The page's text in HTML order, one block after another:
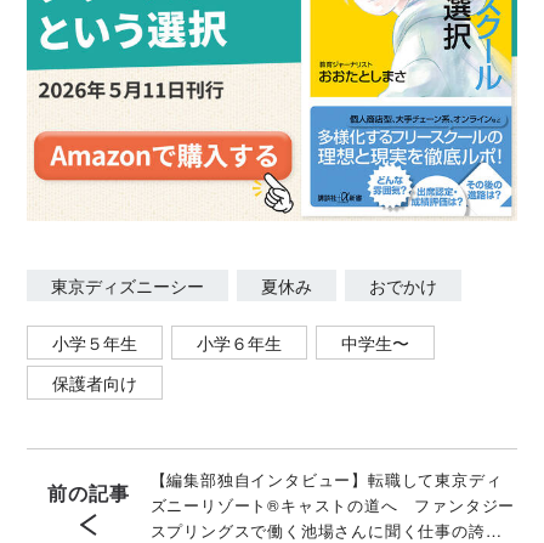
東京ディズニーシー 夏休み おでかけ
小学５年生 小学６年生
中学生〜
保護者向け
前の記事
【編集部独自インタビュー】転職して東京ディ
ズニーリゾート®キャストの道へ ファンタジー
スプリングスで働く池場さんに聞く仕事の誇り